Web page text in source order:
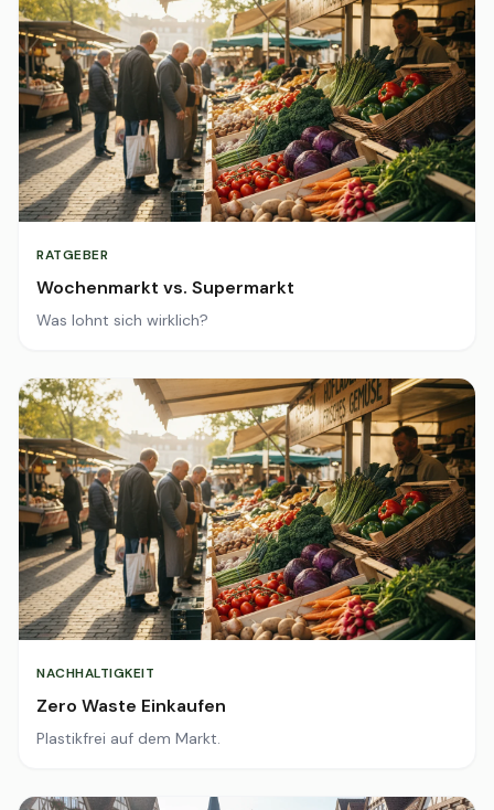
RATGEBER
Wochenmarkt vs. Supermarkt
Was lohnt sich wirklich?
NACHHALTIGKEIT
Zero Waste Einkaufen
Plastikfrei auf dem Markt.